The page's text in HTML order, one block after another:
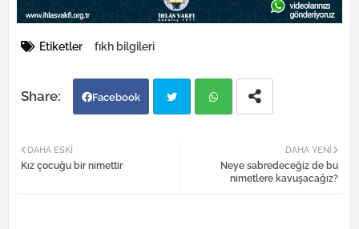
Etiketler fıkh bilgileri
Facebook
atsa
DAHA YENI
Neye sabredeceğiz de bu
nimetlere kavuşacağız?
DAHA ESKI
Kız çocuğu bir nimettir